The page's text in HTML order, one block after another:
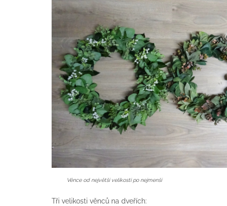
Věnce od největší velikosti po nejmenší
Tři velikosti věnců na dveřích: